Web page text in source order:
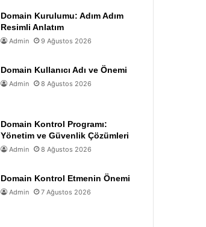
Domain Kurulumu: Adım Adım
Resimli Anlatım
Admin 9 Ağustos 2026
Domain Kullanıcı Adı ve Önemi
Admin 8 Ağustos 2026
Domain Kontrol Programı:
Yönetim ve Güvenlik Çözümleri
Admin 8 Ağustos 2026
Domain Kontrol Etmenin Önemi
Admin 7 Ağustos 2026